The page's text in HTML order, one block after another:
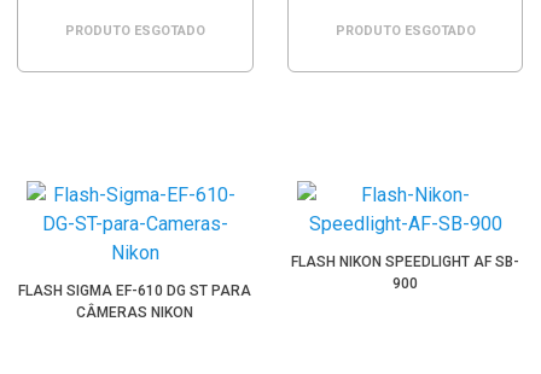
PRODUTO ESGOTADO PRODUTO ESGOTADO
FLASH SIGMA EF-610 DG ST PARA
CÂMERAS NIKON
FLASH NIKON SPEEDLIGHT AF SB-
900